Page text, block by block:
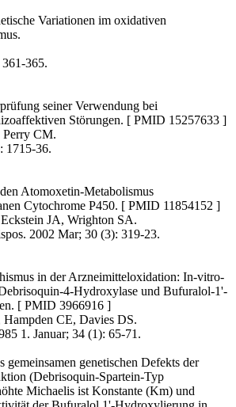
Variationen im oxidativen
365.
seiner Verwendung bei
Störungen. [ PMID 15257633 ]
Perry CM.
1715-36.
Atomoxetin-Metabolismus
Cytochrome P450. [ PMID 11854152 ]
JA, Wrighton SA.
2002 Mar; 30 (3): 319-23.
in der Arzneimitteloxidation: In-vitro-
4-Hydroxylase und Bufuralol-1'-
[ PMID 3966916 ]
CE, Davies DS.
1. Januar; 34 (1): 65-71.
gemeinsamen genetischen Defekts der
(Debrisoquin-Spartein-Typ
Michaelis ist Konstante (Km) und